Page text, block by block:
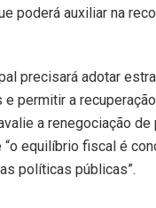
poderá auxiliar na
precisará adotar
permitir a
a renegociação
equilíbrio fiscal é
políticas públicas”.